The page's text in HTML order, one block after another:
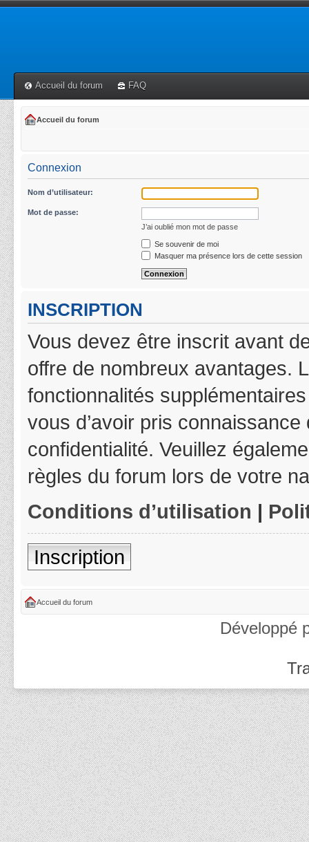
Accueil du forum FAQ
Accueil du forum
Connexion
Nom d’utilisateur:
Mot de passe:
J’ai oublié mon mot de passe
Se souvenir de moi
Masquer ma présence lors de cette session
INSCRIPTION
Vous devez être inscrit avant
offre de nombreux avantages.
fonctionnalités
vous d’avoir pris
confidentialité. Veuillez
règles du forum lors de votre
Conditions d’utilisation |
Inscription
Accueil du forum
Développé